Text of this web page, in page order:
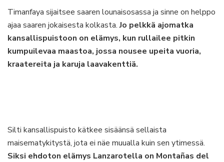
Timanfaya sijaitsee saaren lounaisosassa ja sinne on helppo
ajaa saaren jokaisesta kolkasta.Jo pelkkä ajomatka
kansallispuistoon on elämys, kun rullailee pitkin
kumpuilevaa maastoa, jossa nousee upeita vuoria,
kraatereita ja karuja laavakenttiä.
Silti kansallispuisto kätkee sisäänsä sellaista
maisematykitystä, jota ei näe muualla kuin sen ytimessä.
Siksi ehdoton elämys Lanzarotella on Montañas del